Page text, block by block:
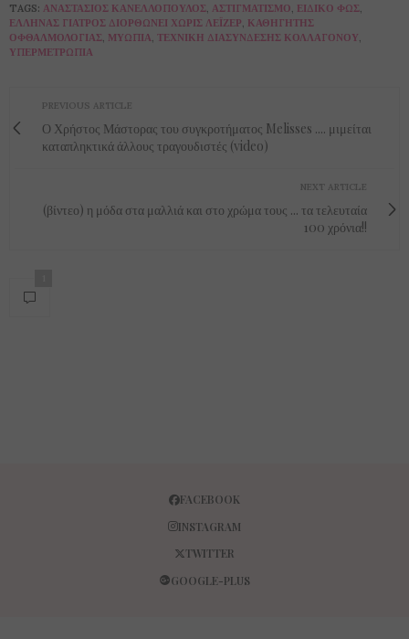
TAGS: ΑΝΑΣΤΆΣΙΟΣ ΚΑΝΕΛΛΌΠΟΥΛΟΣ ΑΣΤΙΓΜΑΤΙΣΜΌ ΕΙΔΙΚΌ ΦΩΣ
ΈΛΛΗΝΑΣ ΓΙΑΤΡΌΣ ΔΙΟΡΘΏΝΕΙ ΧΩΡΊΣ ΛΈΙΖΕΡ ΚΑΘΗΓΗΤΉΣ
ΟΦΘΑΛΜΟΛΟΓΊΑΣ ΜΥΩΠΊΑ ΤΕΧΝΙΚΉ ΔΙΑΣΎΝΔΕΣΗΣ ΚΟΛΛΑΓΌΝΟΥ
ΥΠΕΡΜΕΤΡΩΠΊΑ
PREVIOUS ARTICLE
Ο Χρήστος Μάστορας του συγκροτήματος Melisses .... μιμείται
καταπληκτικά άλλους τραγουδιστές (video)
NEXT ARTICLE
(βίντεο) η μόδα στα μαλλιά και στο χρώμα τους ... τα τελευταία
100 χρόνια!!
FACEBOOK
INSTAGRAM
TWITTER
GOOGLE-PLUS